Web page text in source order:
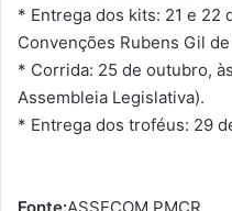
* Entrega dos kits: 21 e 22
Convenções Rubens Gil
* Corrida: 25 de outubro,
Assembleia Legislativa).
* Entrega dos troféus: 29